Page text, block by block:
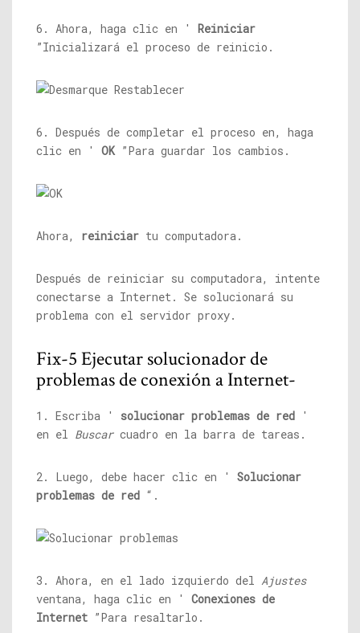
6. Ahora, haga clic en ' Reiniciar
”Inicializará el proceso de reinicio.
6. Después de completar el proceso en, haga
clic en ' OK”Para guardar los cambios.
Ahora, reiniciar tu computadora.
Después de reiniciar su computadora, intente
conectarse a Internet. Se solucionará su
problema con el servidor proxy.
Fix-5 Ejecutar solucionador de
problemas de conexión a Internet-
1. Escriba ' solucionar problemas de red '
en el Buscarcuadro en la barra de tareas.
2. Luego, debe hacer clic en ' Solucionar
problemas de red “.
3. Ahora, en el lado izquierdo del Ajustes
ventana, haga clic en ' Conexiones de
Internet ”Para resaltarlo.